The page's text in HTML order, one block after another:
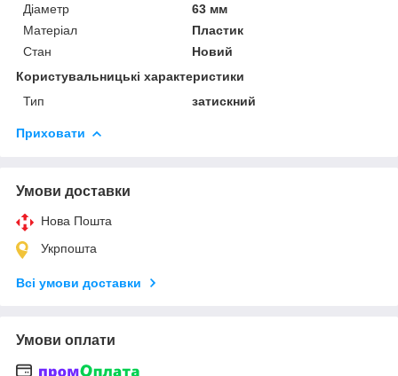
Діаметр
63 мм
Матеріал
Пластик
Стан
Новий
Користувальницькі характеристики
Тип
затискний
Приховати
Умови доставки
Нова Пошта
Укрпошта
Всі умови доставки
Умови оплати